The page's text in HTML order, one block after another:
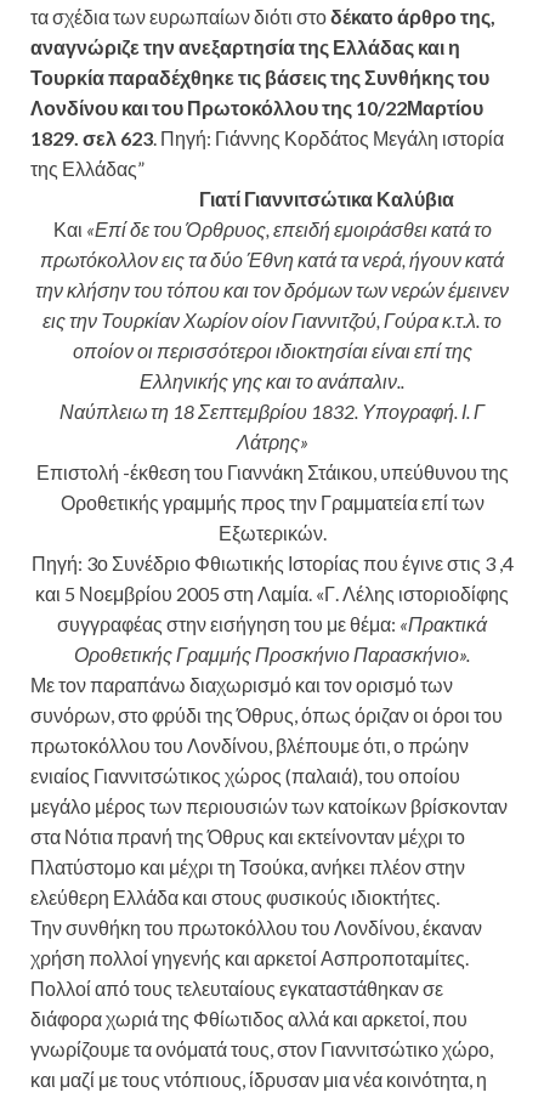
τα σχέδια των ευρωπαίων διότι στοδέκατο άρθρο της,
αναγνώριζε την ανεξαρτησία της Ελλάδας και η
Τουρκία παραδέχθηκε τις βάσεις της Συνθήκης του
Λονδίνου και του Πρωτοκόλλου της 10/22Μαρτίου
1829. σελ 623. Πηγή: Γιάννης Κορδάτος Μεγάλη ιστορία
της Ελλάδας”
Γιατί Γιαννιτσώτικα Καλύβια
Και «Επί δε του Όρθρυος, επειδή εμοιράσθει κατά το
πρωτόκολλον εις τα δύο Έθνη κατά τα νερά, ήγουν κατά
την κλήσην του τόπου και τον δρόμων των νερών έμεινεν
εις την Τουρκίαν Χωρίον οίον Γιαννιτζού, Γούρα κ.τ.λ. το
οποίον οι περισσότεροι ιδιοκτησίαι είναι επί της
Ελληνικής γης και το ανάπαλιν..
Ναύπλειω τη 18 Σεπτεμβρίου 1832. Υπογραφή. Ι. Γ
Λάτρης»
Επιστολή -έκθεση του Γιαννάκη Στάικου, υπεύθυνου της
Οροθετικής γραμμής προς την Γραμματεία επί των
Εξωτερικών.
Πηγή: 3ο Συνέδριο Φθιωτικής Ιστορίας που έγινε στις 3 ,4
και 5 Νοεμβρίου 2005 στη Λαμία. «Γ. Λέλης ιστοριοδίφης
συγγραφέας στην εισήγηση του με θέμα: «Πρακτικά
Οροθετικής Γραμμής Προσκήνιο Παρασκήνιο».
Με τον παραπάνω διαχωρισμό και τον ορισμό των
συνόρων, στο φρύδι της Όθρυς, όπως όριζαν οι όροι του
πρωτοκόλλου του Λονδίνου, βλέπουμε ότι, ο πρώην
ενιαίος Γιαννιτσώτικος χώρος (παλαιά), του οποίου
μεγάλο μέρος των περιουσιών των κατοίκων βρίσκονταν
στα Νότια πρανή της Όθρυς και εκτείνονταν μέχρι το
Πλατύστομο και μέχρι τη Τσούκα, ανήκει πλέον στην
ελεύθερη Ελλάδα και στους φυσικούς ιδιοκτήτες.
Την συνθήκη του πρωτοκόλλου του Λονδίνου, έκαναν
χρήση πολλοί γηγενής και αρκετοί Ασπροποταμίτες.
Πολλοί από τους τελευταίους εγκαταστάθηκαν σε
διάφορα χωριά της Φθίωτιδος αλλά και αρκετοί, που
γνωρίζουμε τα ονόματά τους, στον Γιαννιτσώτικο χώρο,
και μαζί με τους ντόπιους, ίδρυσαν μια νέα κοινότητα, η